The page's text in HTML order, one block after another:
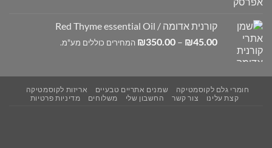
קורנית אדומה / Red Thyme essential Oil
₪45.00
–
₪350.00
טווח
עד
המחירים כוללים מע"מ.
חומרי גלם לקוסמטיקה שמנים אתריים טבעיים
אריזות לקוסמטיקה
קצת עלינו
צור קשר החשבון שלי משלוחים מדיניות פרטיות